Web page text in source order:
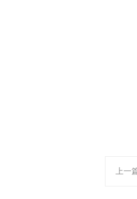
上一